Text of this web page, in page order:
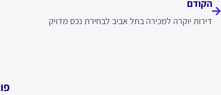
הקודם
דירות יוקרה למכירה בתל אביב לבחירת נכס מדויק